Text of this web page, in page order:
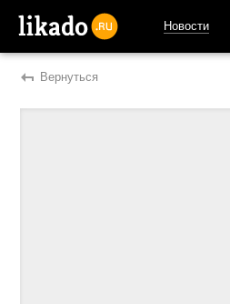
Новости
Вернуться